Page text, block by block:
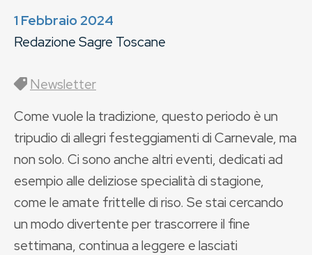
1 Febbraio 2024
Redazione Sagre Toscane
Newsletter
Come vuole la tradizione, questo periodo è un
tripudio di allegri festeggiamenti di Carnevale, ma
non solo. Ci sono anche altri eventi, dedicati ad
esempio alle deliziose specialità di stagione,
come le amate frittelle di riso. Se stai cercando
un modo divertente per trascorrere il fine
settimana, continua a leggere e lasciati